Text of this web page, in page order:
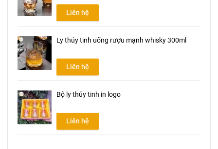
Liên hệ
Ly thủy tinh uống rượu mạnh whisky 300ml
Liên hệ
Bộ ly thủy tinh in logo
Liên hệ